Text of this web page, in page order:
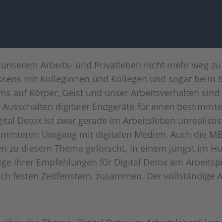
Arbeits- und Privatleben nicht mehr weg
mit Kolleginnen und Kollegen und sogar beim
auf Körper, Geist und unser Arbeitsverhalten
digitaler Endgeräte für einen
Detox ist zwar gerade im Arbeitsleben
Umgang mit digitalen Medien. Auch die
zu diesem Thema geforscht. In einem jüngst im
Ihrer Empfehlungen für Digital Detox am
festen Zeitfenstern, zusammen. Der vollständige